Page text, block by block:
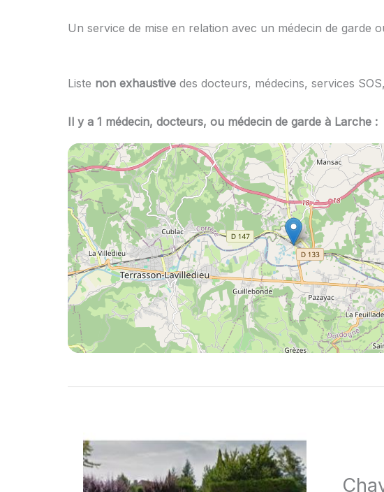
Un service de mise en relation avec un médecin de
Liste non exhaustive des docteurs, médecins, services SOS,
Il y a 1 médecin, docteurs, ou médecin de garde à Larche :